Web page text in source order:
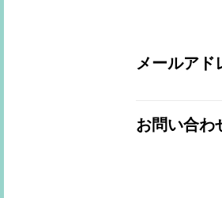
メールアド
お問い合わ